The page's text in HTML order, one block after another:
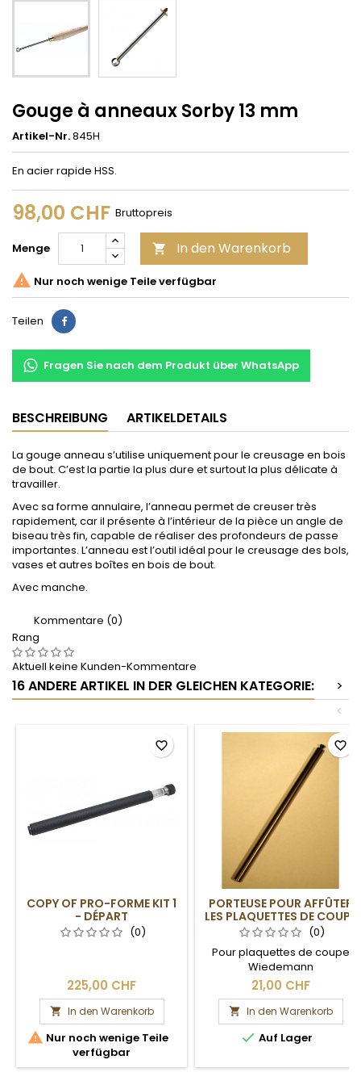
Gouge à anneaux Sorby 13 mm
Artikel-Nr.845H
En acier rapide HSS.
98,00 CHF Bruttopreis
Menge  In den Warenkorb
 Nur noch wenige Teile verfügbar
Teilen Teilen
Fragen Sie nach dem Produkt über WhatsApp
BESCHREIBUNG ARTIKELDETAILS
La gouge anneau s’utilise uniquement pour le creusage en bois
de bout. C’est la partie la plus dure et surtout la plus délicate à
travailler.
Avec sa forme annulaire, l’anneau permet de creuser très
rapidement, car il présente à l’intérieur de la pièce un angle de
biseau très fin, capable de réaliser des profondeurs de passe
importantes. L’anneau est l’outil idéal pour le creusage des bols,
vases et autres boîtes en bois de bout.
Avec manche.
Kommentare (0)
Rang
Aktuell keine Kunden-Kommentare
16 ANDERE ARTIKEL IN DER GLEICHEN KATEGORIE:
>
<
COPY OF PRO-FORME KIT 1
- DÉPART
(0)
225,00 CHF
 In den Warenkorb
 Nur noch wenige Teile
verfügbar
favorite_border
PORTEUSE POUR AFFÛTER
LES PLAQUETTES DE COUPE
(0)
Pour plaquettes de coupe
Wiedemann
21,00 CHF
 In den Warenkorb
 Auf Lager
favorite_border